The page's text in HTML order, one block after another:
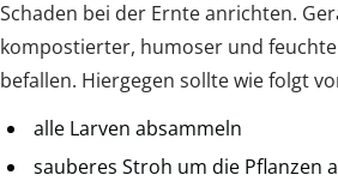
Schaden bei der Ernte anrichten.
kompostierter, humoser und
befallen. Hiergegen sollte wie folgt
alle Larven absammeln
sauberes Stroh um die Pflanzen